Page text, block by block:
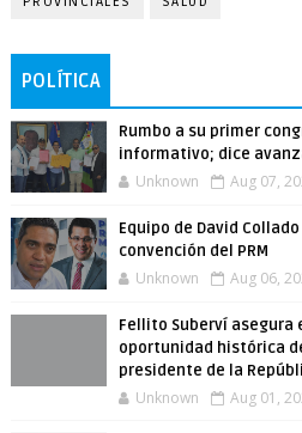
POLÍTICA
Rumbo a su primer
informativo; dice
Unknown Aug 07,
Equipo de David
convención del PRM
Unknown Aug 06,
Fellito Suberví asegura
oportunidad histórica
presidente de la
Unknown Aug 01,